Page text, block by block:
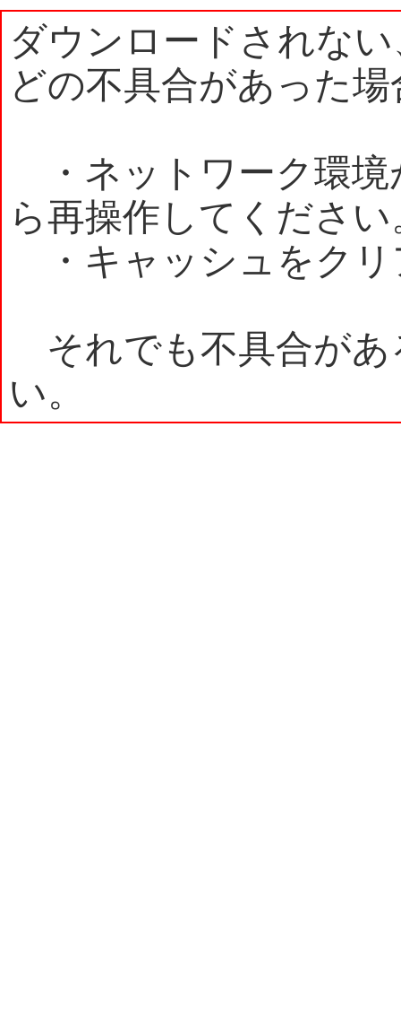
ダウンロードされな
どの不具合があった
・ネットワーク環境
ら再操作してください
・キャッシュをクリ
それでも不具合があ
い。